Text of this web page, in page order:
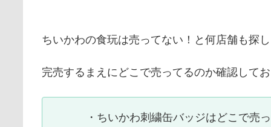
ちいかわの食玩は売ってない！と何店舗も探
完売するまえにどこで売ってるのか確認して
・ちいかわ刺繍缶バッジはどこで売